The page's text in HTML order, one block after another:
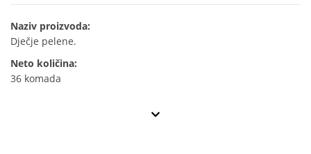
Naziv proizvoda:
Dječje pelene.
Neto količina:
36 komada